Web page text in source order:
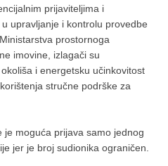
prijaviteljima i
upravljanje i kontrolu provedbe
prostornoga
imovine, izlagači su
i energetsku učinkovitost
stručne podrške za
je moguća prijava samo jednog
jer je broj sudionika ograničen.